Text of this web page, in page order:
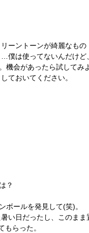
ーントーンが綺麗なもの
僕は使ってないんだけど
会があったら試してみ
ておいてください。
？
ールを発見して(笑)。
い日だったし、このまま
らった。